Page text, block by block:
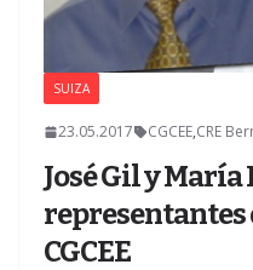
SUIZA
23.05.2017 CGCEE,CRE
José Gil y
representantes
CGCEE